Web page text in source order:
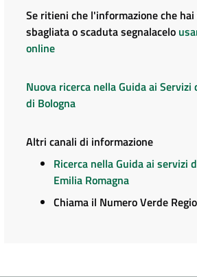
Se ritieni che l'informazione che
sbagliata o scaduta segnalacelo
online
Nuova ricerca nella Guida ai Servizi
di Bologna
Altri canali di informazione
Ricerca nella Guida ai servizi
Emilia Romagna
Chiama il Numero Verde